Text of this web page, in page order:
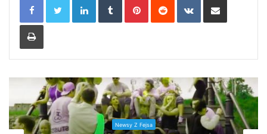
Print
Newsy Z Fejsa